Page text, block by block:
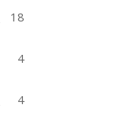
18
4
4